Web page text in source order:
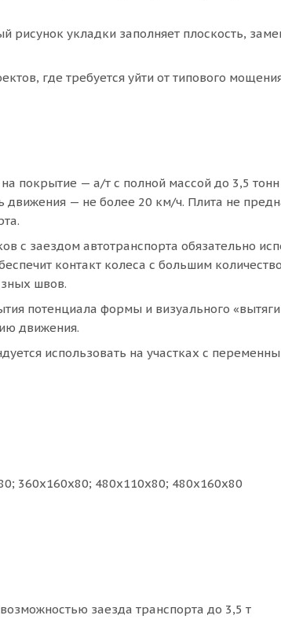
укладки заполняет плоскость,
где требуется уйти от типового
покрытие — а/т с полной массой до 3,5 тонн
движения — не более 20 км/ч. Плита не
с заездом автотранспорта обязательно
контакт колеса с большим
швов.
потенциала формы и визуального
движения.
использовать на участках с
360x160x80; 480x110x80; 480x160x80
заезда транспорта до 3,5 т